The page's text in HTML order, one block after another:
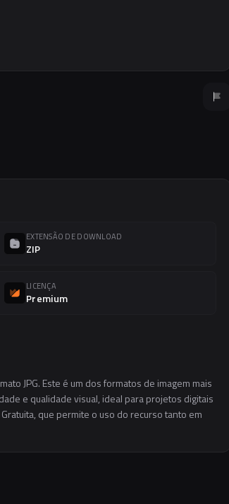
EXTENSÃO DE DOWNLOAD
ZIP
LICENÇA
Premium
JPG. Este é um dos formatos de imagem mais
e qualidade visual, ideal para projetos digitais
que permite o uso do recurso tanto em